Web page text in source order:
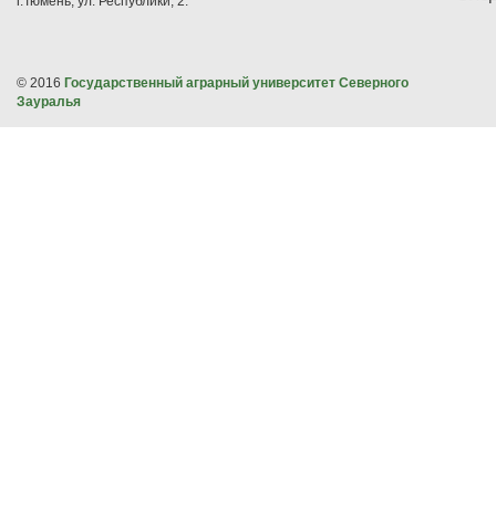
© 2016 Государственный аграрный университет Северного
Зауралья